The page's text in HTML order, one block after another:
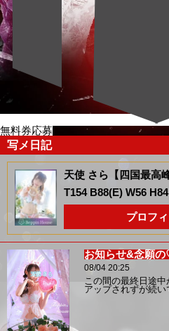
無料券応募
写メ日記
天使 さら【四国最高
T154 B88(E) W56 H84
プロフ
お知らせ&念願
08/04 20:25
この間の最終日途
アップされずが続